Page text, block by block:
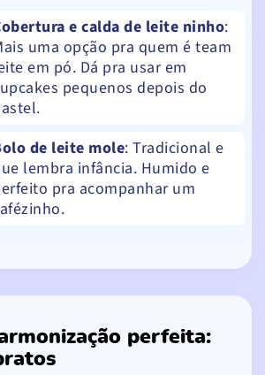
e calda de leite ninho:
uma opção pra quem é team
em pó. Dá pra usar em
pequenos depois do
de leite mole: Tradicional e
lembra infância. Humido e
pra acompanhar um
perfeita: